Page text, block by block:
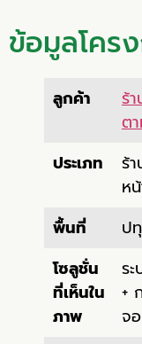
ข้อมูลโคร
ลูกค้า
ร้
ต
ประเภท
ร้
ห
พื้นที่
ป
โซลูชั่น
ที่เห็นใน
ภาพ
ร
+
จ